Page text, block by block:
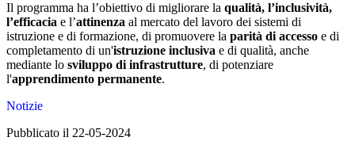
Il programma ha l’obiettivo di migliorare la qualità, l’inclusività,
l’efficacia e l’attinenza al mercato del lavoro dei sistemi di
istruzione e di formazione, di promuovere la parità di accesso e di
completamento di un'istruzione inclusiva e di qualità, anche
mediante lo sviluppo di infrastrutture, di potenziare
l'apprendimento permanente.
Notizie
Pubblicato il 22-05-2024